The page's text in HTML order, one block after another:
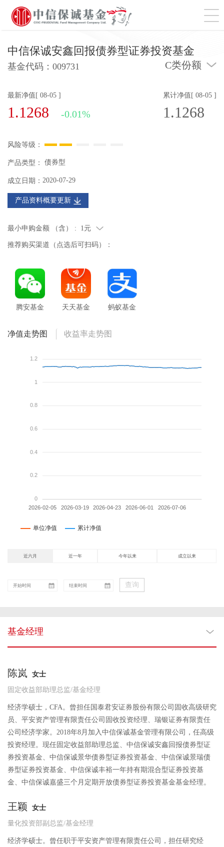
切
中信保诚安鑫回报债券型证券投资基金
C类份额
基金代码： 009731
最新净值[ 08-05 ]
1.1268 -0.01%
累计净值[ 08-05 ]
1.1268
风险等级：
产品类型： 债券型
成立日期： 2020-07-29
产品资料概要更新
最小申购金额 （含） : 1元
推荐购买渠道（点选后可扫码）：
腾安基金 天天基金 蚂蚁基金
净值走势图 收益率走势图
近六月 近一年 今年以来 成立以来
查询
基金经理
陈岚 女士
固定收益部助理总监/基金经理
经济学硕士，CFA。曾担任国泰君安证券股份有限公司固收高级研究
员、平安资产管理有限责任公司固收投资经理、瑞银证券有限责任
公司经济学家。2018年8月加入中信保诚基金管理有限公司，任高级
投资经理。现任固定收益部助理总监、中信保诚安鑫回报债券型证
券投资基金、中信保诚景华债券型证券投资基金、中信保诚景瑞债
券型证券投资基金、中信保诚丰裕一年持有期混合型证券投资基
金、中信保诚嘉盛三个月定期开放债券型证券投资基金基金经理。
王颖 女士
量化投资部副总监/基金经理
经济学硕士。曾任职于平安资产管理有限责任公司，担任研究经